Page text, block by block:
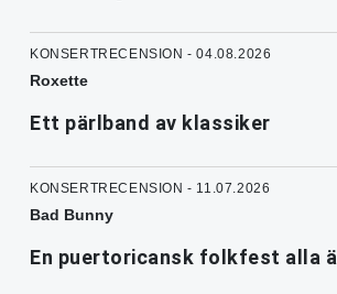
KONSERTRECENSION - 04.08.2026
Roxette
Ett pärlband av klassiker
KONSERTRECENSION - 11.07.2026
Bad Bunny
En puertoricansk folkfest alla